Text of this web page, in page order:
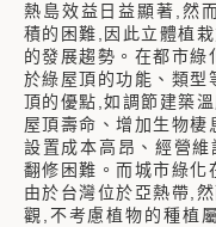
熱島效益日益顯著,然
積的困難,因此立體植
的發展趨勢。在都市綠
於綠屋頂的功能、類型
頂的優點,如調節建築
屋頂壽命、增加生物
設置成本高昂、經營
翻修困難。而城市綠化
由於台灣位於亞熱帶,
觀,不考慮植物的種植